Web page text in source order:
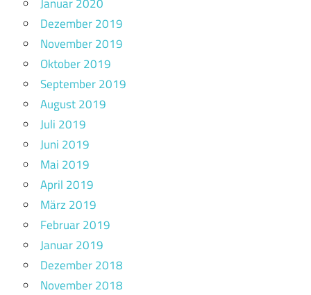
Dezember 2019
November 2019
Oktober 2019
September 2019
August 2019
Juli 2019
Juni 2019
Mai 2019
April 2019
März 2019
Februar 2019
Januar 2019
Dezember 2018
November 2018